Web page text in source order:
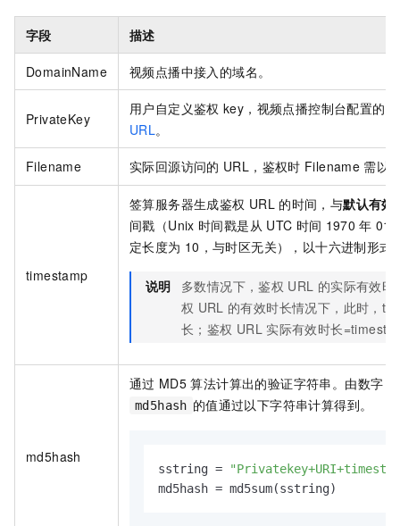
字段 描述
DomainName 视频点播中接入的域名。
PrivateKey
用户自定义鉴权 key，视频点播控制台配置的主
URL。
Filename 实际回源访问的 URL，鉴权时 Filename 需以
timestamp
签算服务器生成鉴权 URL 的时间，与默认有效
间戳（Unix 时间戳是从 UTC 时间 1970 年 01
定长度为 10，与时区无关），以十六进制形式
说明 多数情况下，鉴权 URL 的实际有效
权 URL 的有效时长情况下，此时，
长；鉴权 URL 实际有效时长
md5hash
通过 MD5 算法计算出的验证字符串。由数字
md5hash 的值通过以下字符串计算得到。
sstring =
md5hash = md5sum(sstring)